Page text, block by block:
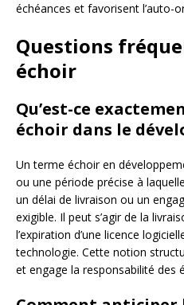
échéances et favorisent l’auto-
Questions
échoir
Qu’est-ce
échoir dans le
Un terme échoir en
ou une période précise à
un délai de livraison ou un
exigible. Il peut s’agir de la
l’expiration d’une licence
technologie. Cette notion
et engage la responsabilité des